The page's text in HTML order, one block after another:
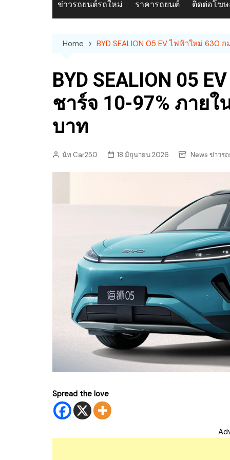
ข่าวรถยนต์รถใหม่ ราคารถยนต์ ติดต่อโฆ
Home BYD SEALION 05 EV ไฟฟ้าใหม่ 630
BYD SEALION 05
ชาร์จ 10-97% ภาย
บาท
นัท Car250 18 มิถุนายน 2026 News ข่าวร
Spread the love